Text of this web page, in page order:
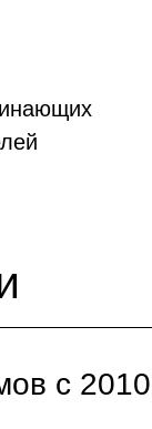
с 2010